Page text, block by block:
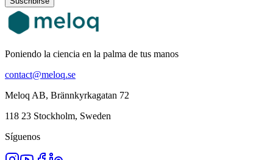
Poniendo la ciencia en la palma de tus manos
contact@meloq.se
Meloq AB, Brännkyrkagatan 72
118 23 Stockholm, Sweden
Síguenos